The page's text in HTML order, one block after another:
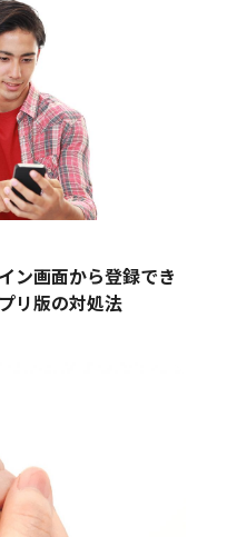
ン画面から登録でき
リ版の対処法